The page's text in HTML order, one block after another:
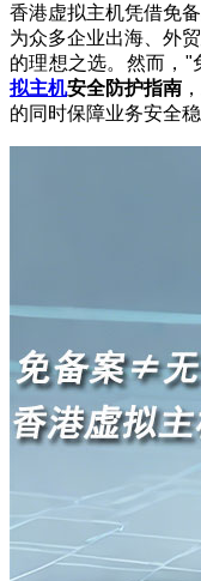
香港虚拟主机凭借免
为众多企业出海、外
的理想之选。然而，"
拟主机安全防护指南
的同时保障业务安全稳